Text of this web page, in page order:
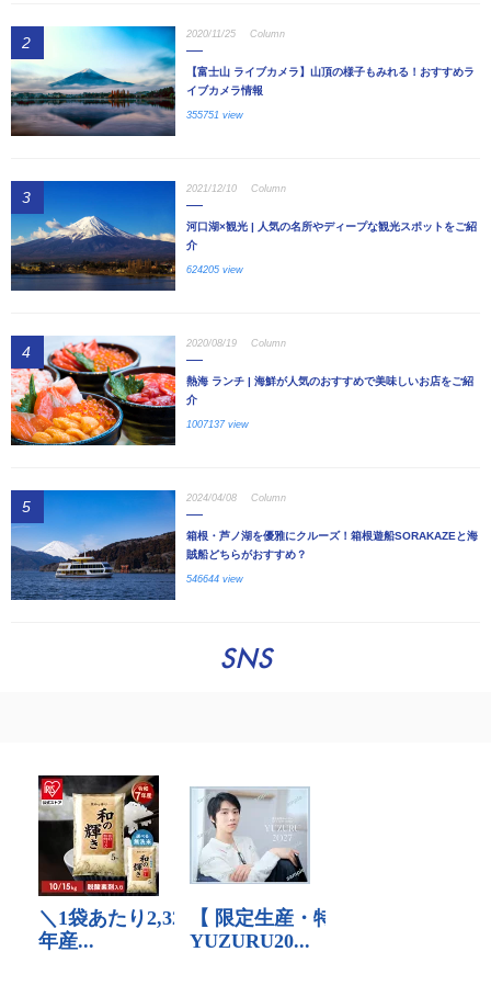
2 2020/11/25 Column
【富士山 ライブカメラ】山頂の様子もみれる！おすすめラ
イブカメラ情報
355751 view
3 2021/12/10 Column
河口湖×観光 | 人気の名所やディープな観光スポットをご紹
介
624205 view
4 2020/08/19 Column
熱海 ランチ | 海鮮が人気のおすすめで美味しいお店をご紹
介
1007137 view
5 2024/04/08 Column
箱根・芦ノ湖を優雅にクルーズ！箱根遊船SORAKAZEと海
賊船どちらがおすすめ？
546644 view
SNS